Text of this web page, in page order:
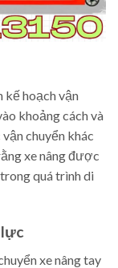
kế hoạch vận
khoảng cách và
chuyển khác
xe nâng được
quá trình di
xe nâng tay